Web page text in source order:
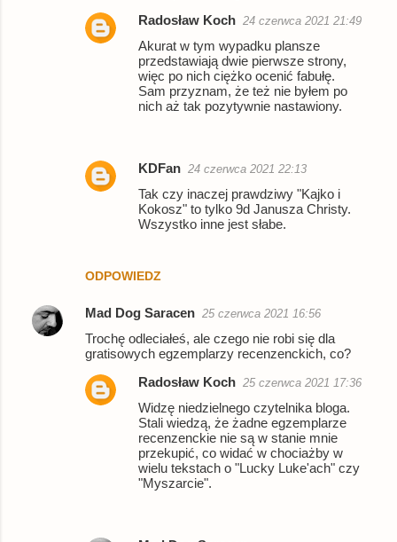
ODPOWIEDZ
Radosław Koch 24 czerwca 2021 21:49
Akurat w tym wypadku plansze
przedstawiają dwie pierwsze strony,
więc po nich ciężko ocenić fabułę.
Sam przyznam, że też nie byłem po
nich aż tak pozytywnie nastawiony.
KDFan 24 czerwca 2021 22:13
Tak czy inaczej prawdziwy "Kajko i
Kokosz" to tylko 9d Janusza Christy.
Wszystko inne jest słabe.
Mad Dog Saracen 25 czerwca 2021 16:56
Trochę odleciałeś, ale czego nie robi się dla
gratisowych egzemplarzy recenzenckich, co?
Radosław Koch 25 czerwca 2021 17:36
Widzę niedzielnego czytelnika bloga.
Stali wiedzą, że żadne egzemplarze
recenzenckie nie są w stanie mnie
przekupić, co widać w chociażby w
wielu tekstach o "Lucky Luke'ach" czy
"Myszarcie".